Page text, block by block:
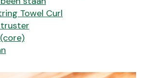
Towel Curl
truster